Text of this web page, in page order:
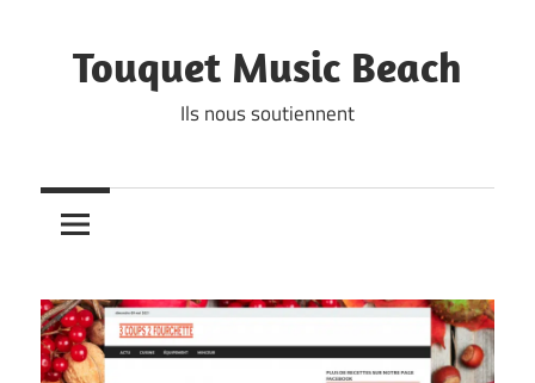
content
Touquet Music Beach
Ils nous soutiennent